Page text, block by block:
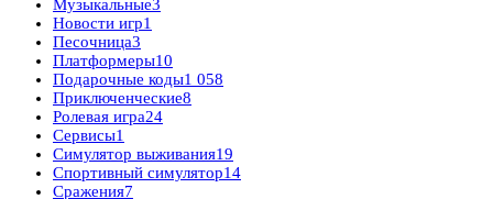
Музыкальные3
Новости игр1
Песочница3
Платформеры10
Подарочные коды1 058
Приключенческие8
Ролевая игра24
Сервисы1
Симулятор выживания19
Спортивный симулятор14
Сражения7